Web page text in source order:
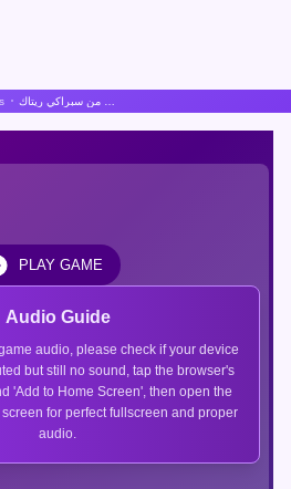
Audio Guide
audio, please check if your device
but still no sound, tap the browser's
'Add to Home Screen', then open the
for perfect fullscreen and proper
audio.
PLAY GAME